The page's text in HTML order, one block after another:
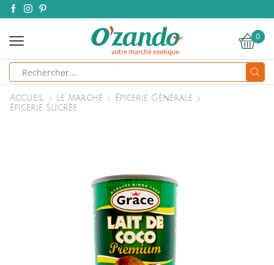
0
Accueil Le Marché
Épicerie Générale
Épicerie Sucrée